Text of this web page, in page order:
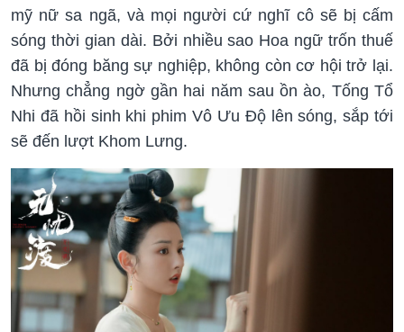
mỹ nữ sa ngã, và mọi người cứ nghĩ cô sẽ bị cấm
sóng thời gian dài. Bởi nhiều sao Hoa ngữ trốn thuế
đã bị đóng băng sự nghiệp, không còn cơ hội trở lại.
Nhưng chẳng ngờ gần hai năm sau ồn ào, Tống Tổ
Nhi đã hồi sinh khi phim Vô Ưu Độ lên sóng, sắp tới
sẽ đến lượt Khom Lưng.